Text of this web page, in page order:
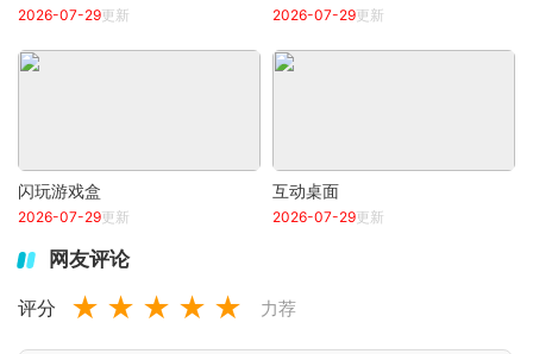
2026-07-29更新 2026-07-29更新
闪玩游戏盒
2026-07-29更新
互动桌面
2026-07-29更新
网友评论
评分 ★ ★ ★ ★ ★ 力荐